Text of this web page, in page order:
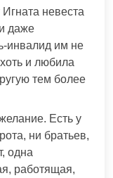
невеста
даже
инвалид им не
и любила
тем более
Есть у
ни братьев,
одна
работящая,